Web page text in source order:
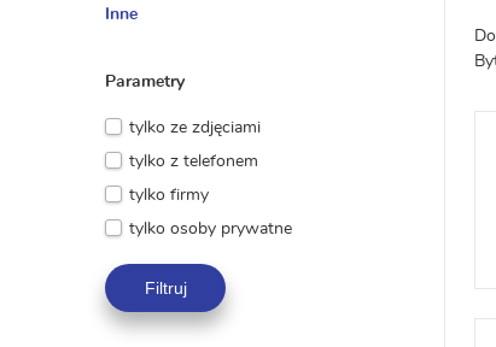
Inne
Parametry
tylko ze zdjęciami
tylko z telefonem
tylko firmy
tylko osoby prywatne
Filtruj